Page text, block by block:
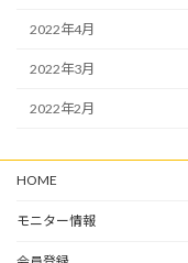
2022年4月
2022年3月
2022年2月
HOME
モニター情報